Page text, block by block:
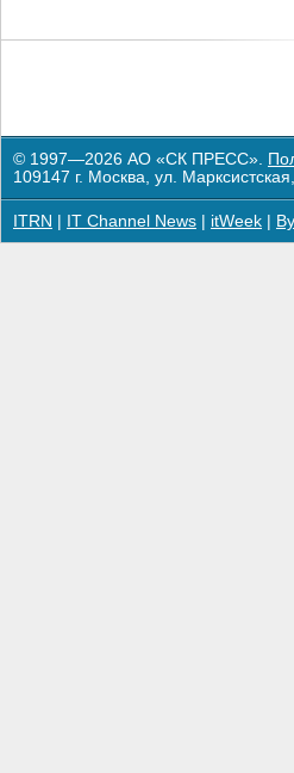
© 1997—2026 АО «СК ПРЕСС».
109147 г. Москва, ул.
ITRN IT Channel News itWeek